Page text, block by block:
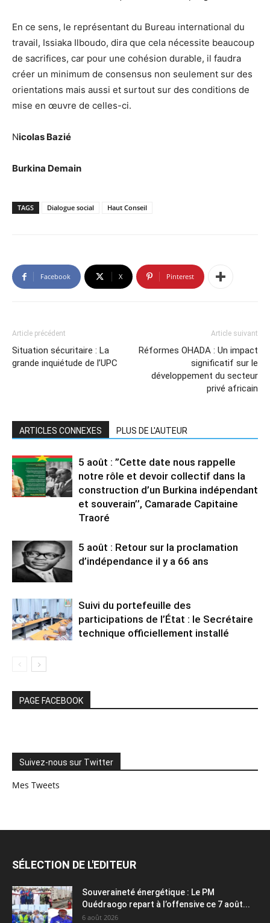
En ce sens, le représentant du Bureau international du
travail, Issiaka Ilboudo, dira que cela nécessite beaucoup
de sacrifices, car pour une cohésion durable, il faudra
créer un minimum de consensus non seulement sur des
orientations mais aussi et surtout sur des conditions de
mise en œuvre de celles-ci.
Nicolas Bazié
Burkina Demain
TAGS Dialogue social Haut Conseil
Facebook X Pinterest
Article précédent
Situation sécuritaire : La
grande inquiétude de l’UPC
Article suivant
Réformes OHADA : Un impact
significatif sur le
développement du secteur
privé africain
ARTICLES CONNEXES PLUS DE L'AUTEUR
5 août : ”Cette date nous rappelle
notre rôle et devoir collectif dans la
construction d’un Burkina indépendant
et souverain’’, Camarade Capitaine
Traoré
5 août : Retour sur la proclamation
d’indépendance il y a 66 ans
Suivi du portefeuille des
participations de l’État : le Secrétaire
technique officiellement installé
PAGE FACEBOOK
Suivez-nous sur Twitter
Mes Tweets
SÉLECTION DE L'EDITEUR
Souveraineté énergétique : Le PM
Ouédraogo repart à l’offensive ce 7 août...
6 août 2026